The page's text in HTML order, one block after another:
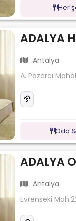
Her
ADALYA
Antalya
A. Pazarcı
Oda
ADALYA
Antalya
Evrenseki